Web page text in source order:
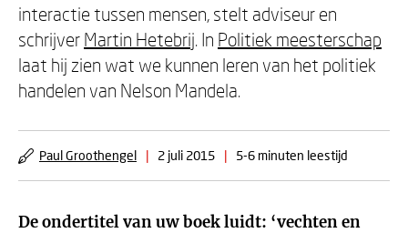
interactie tussen mensen, stelt adviseur en
schrijver Martin Hetebrij. In Politiek meesterschap
laat hij zien wat we kunnen leren van het politiek
handelen van Nelson Mandela.
Paul Groothengel | 2 juli 2015 | 5-6 minuten leestijd
De ondertitel van uw boek luidt: ‘vechten en